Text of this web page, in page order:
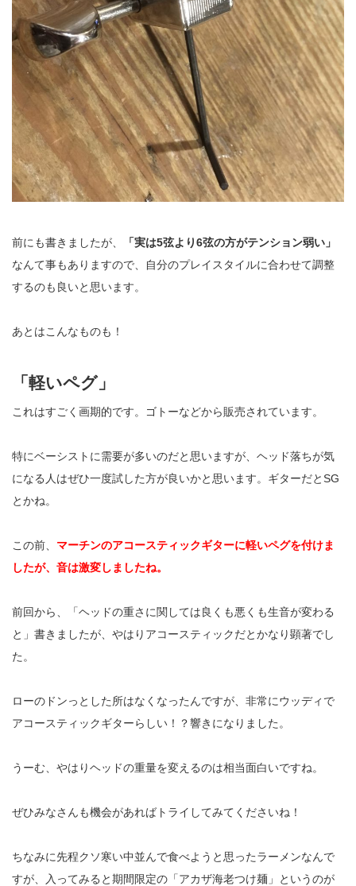
前にも書きましたが、
「実は5弦より6弦の方がテンション弱い」
なんて事もありますので、自分のプレイスタイルに合わせて調整
するのも良いと思います。
あとはこんなものも！
「軽いペグ」
これはすごく画期的です。ゴトーなどから販売されています。
特にベーシストに需要が多いのだと思いますが、ヘッド落ちが気
になる人はぜひ一度試した方が良いかと思います。ギターだとSG
とかね。
この前、 マーチンのアコースティックギターに軽いペグを付けま
したが、音は激変しましたね。
前回から、「ヘッドの重さに関しては良くも悪くも生音が変わる
と」書きましたが、やはりアコースティックだとかなり顕著でし
た。
ローのドンっとした所はなくなったんですが、非常にウッディで
アコースティックギターらしい！？響きになりました。
うーむ、やはりヘッドの重量を変えるのは相当面白いですね。
ぜひみなさんも機会があればトライしてみてくださいね！
ちなみに先程クソ寒い中並んで食べようと思ったラーメンなんで
すが、入ってみると期間限定の「アカザ海老つけ麺」というのが